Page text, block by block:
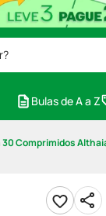
Bulas de A a Z
Comprimidos